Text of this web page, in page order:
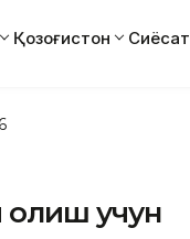
Қозоғистон Сиёсат
олиш учун